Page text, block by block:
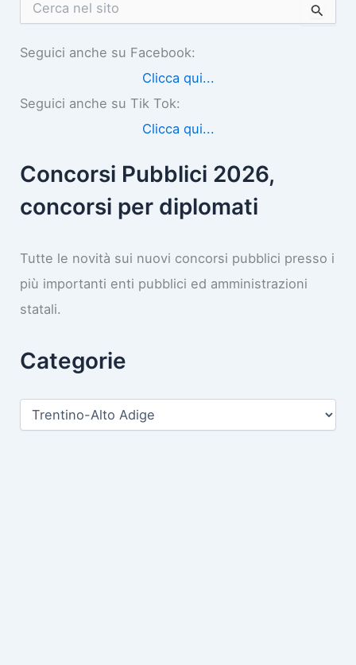
c
Seguici anche su Facebook:
Clicca qui...
Seguici anche su Tik Tok:
Clicca qui...
Concorsi Pubblici 2026,
concorsi per diplomati
Tutte le novità sui nuovi concorsi pubblici presso i
più importanti enti pubblici ed amministrazioni
statali.
Categorie